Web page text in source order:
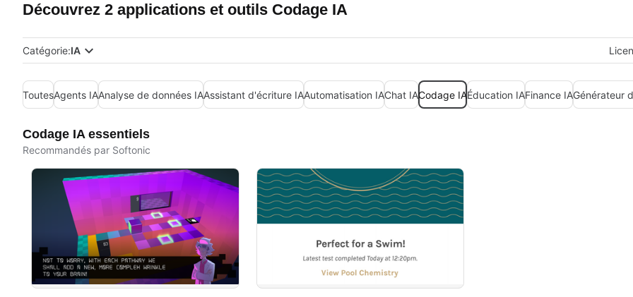
Découvrez 2 applications et outils Codage IA
Catégorie:IA
ToutesAgents IAAnalyse de données IAAssistant d'écriture IAAutomatisation IAChat IACodage IAÉducation IAFinance IAGénérateur
Codage IA essentiels
Recommandés par Softonic